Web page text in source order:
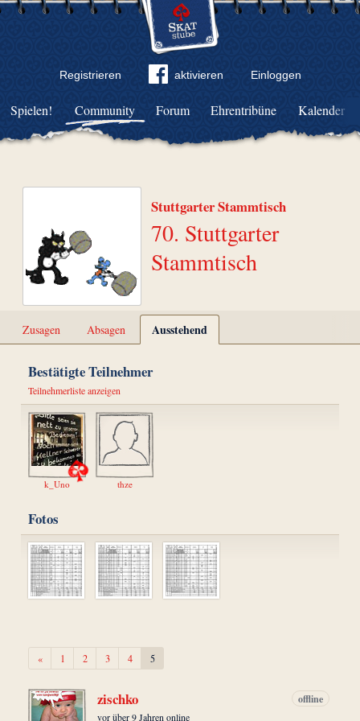
Registrieren aktivieren Einloggen
Community Forum Ehrentribüne Kalender
Spielen!
Stuttgarter Stammtisch
70. Stuttgarter
Stammtisch
Zusagen Absagen Ausstehend
Bestätigte Teilnehmer
Teilnehmerliste anzeigen
k_Uno thze
Fotos
«Zurück1 2 3 4 5
zischko offline
vor über 9 Jahren online